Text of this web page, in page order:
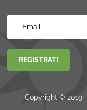
REGISTRATI
Copyright © 2019